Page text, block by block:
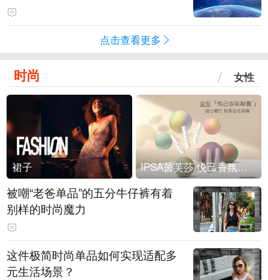
点击查看更多
时尚 女性
裙子 IPSA茵芙莎 悦己香氛凝露上市
被嘲“老爸单品”的五分牛仔裤有着
别样的时尚魔力
这件极简时尚单品如何实现适配多
元生活场景？